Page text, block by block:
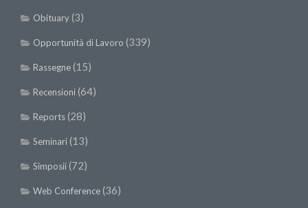
Obituary(3)
Opportunità di Lavoro (339)
Rassegne(15)
Recensioni(64)
Reports(28)
Seminari(13)
Simposii(72)
Web Conference(36)